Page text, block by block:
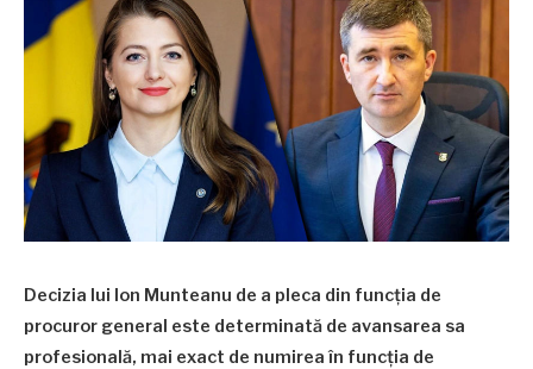
Decizia lui Ion Munteanu de a pleca din funcția de
procuror general este determinată de avansarea sa
profesională, mai exact de numirea în funcția de